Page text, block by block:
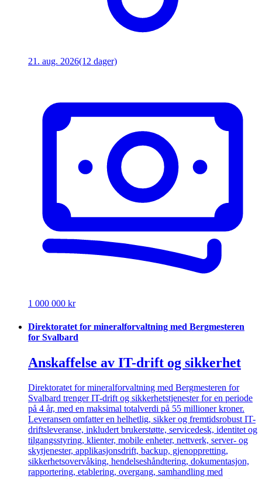
21. aug. 2026(12 dager)
1 000 000 kr
Direktoratet for mineralforvaltning med Bergmesteren
for Svalbard
Anskaffelse av IT-drift og sikkerhet
Direktoratet for mineralforvaltning med Bergmesteren for
Svalbard trenger IT-drift og sikkerhetstjenester for en periode
på 4 år, med en maksimal totalverdi på 55 millioner kroner.
Leveransen omfatter en helhetlig, sikker og fremtidsrobust IT-
driftsleveranse, inkludert brukerstøtte, servicedesk, identitet og
tilgangsstyring, klienter, mobile enheter, nettverk, server- og
skytjenester, applikasjonsdrift, backup, gjenoppretting,
sikkerhetsovervåking, hendelseshåndtering, dokumentasjon,
rapportering, etablering, overgang, samhandling med